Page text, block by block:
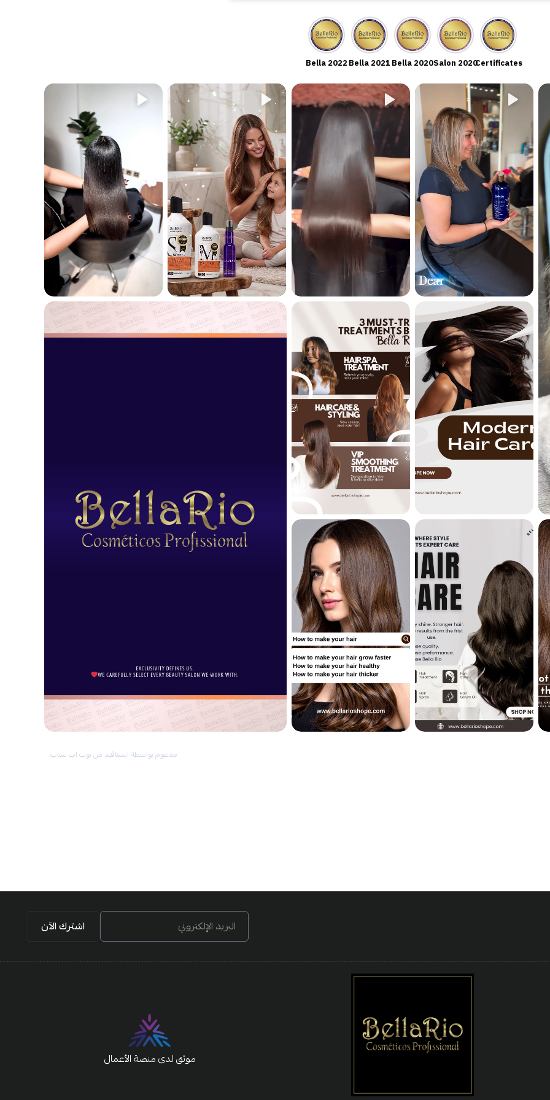
Certificates
Salon 2020
Bella 2020
Bella 2021
Bella 2022
مدعوم بواسطة انستافيد من بوب اب سناب
البريد الإلكتروني اشترك الآن
موثق لدى منصة الأعمال